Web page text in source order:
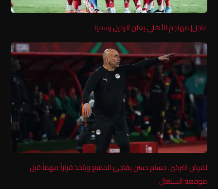
عاجل| مهاجم الأهلي يعلن الرحيل رسميا
لفرض التركيز.. حسام حسن يفاجئ الجميع ويتخذ قراراً مهماً قبل
موقعة السنغال